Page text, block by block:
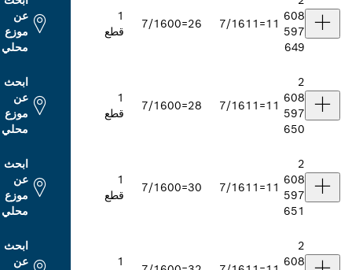
7/16
26=00
7/16
قطع
عن
موزع
7/16
28=00
7/16
قطع
عن
موزع
7/16
30=00
7/16
قطع
عن
موزع
عن